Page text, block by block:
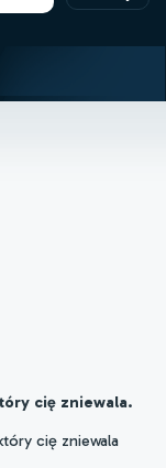
cię zniewala.
cię zniewala